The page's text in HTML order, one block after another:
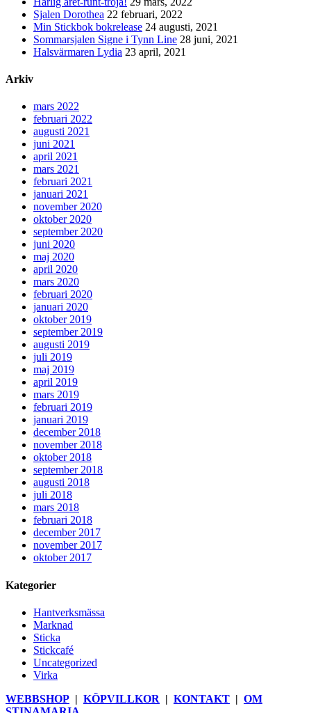
Sjalen Dorothea 22 februari, 2022
Min Stickbok bokrelease 24 augusti, 2021
Sommarsjalen Signe i Tynn Line 28 juni, 2021
Halsvärmaren Lydia 23 april, 2021
Arkiv
mars 2022
februari 2022
augusti 2021
juni 2021
april 2021
mars 2021
februari 2021
januari 2021
november 2020
oktober 2020
september 2020
juni 2020
maj 2020
april 2020
mars 2020
februari 2020
januari 2020
oktober 2019
september 2019
augusti 2019
juli 2019
maj 2019
april 2019
mars 2019
februari 2019
januari 2019
december 2018
november 2018
oktober 2018
september 2018
augusti 2018
juli 2018
mars 2018
februari 2018
december 2017
november 2017
oktober 2017
Kategorier
Hantverksmässa
Marknad
Sticka
Stickcafé
Uncategorized
Virka
WEBBSHOP | KÖPVILLKOR | KONTAKT | OM